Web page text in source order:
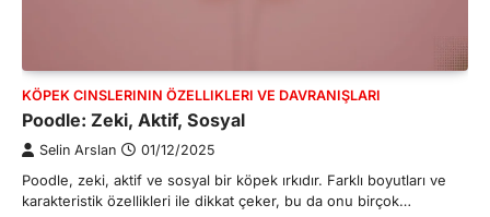
KÖPEK CINSLERININ ÖZELLIKLERI VE DAVRANIŞLARI
Poodle: Zeki, Aktif, Sosyal
Selin Arslan 01/12/2025
Poodle, zeki, aktif ve sosyal bir köpek ırkıdır. Farklı boyutları ve
karakteristik özellikleri ile dikkat çeker, bu da onu birçok…